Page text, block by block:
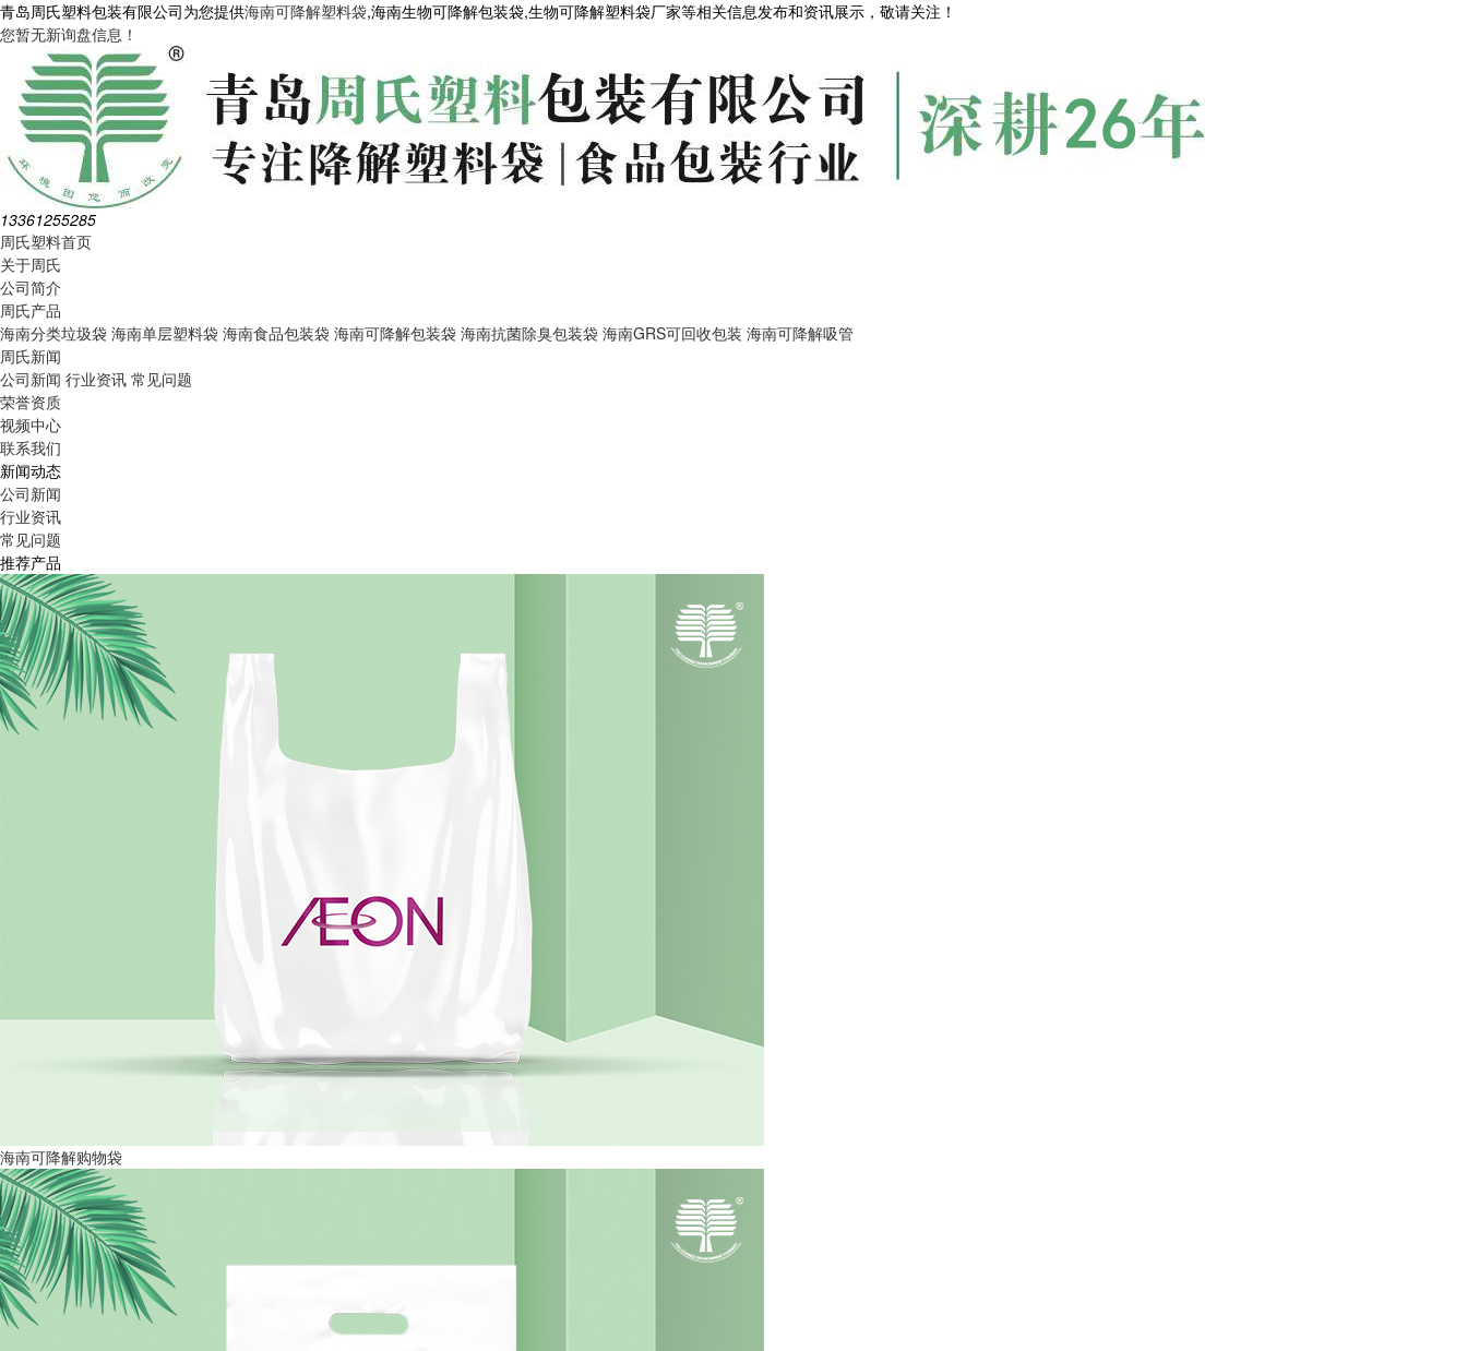
青岛周氏塑料包装有限公司为您提供海南可降解塑料袋,海南生物可降解包装袋,生物可降解塑料袋厂家等相关信息发布和资讯展示，敬请关注！
您暂无新询盘信息！
13361255285
周氏塑料首页
关于周氏
公司简介
周氏产品
海南分类垃圾袋 海南单层塑料袋 海南食品包装袋 海南可降解包装袋 海南抗菌除臭包装袋 海南GRS可回收包装 海南可降解吸管
周氏新闻
公司新闻 行业资讯 常见问题
荣誉资质
视频中心
联系我们
新闻动态
公司新闻
行业资讯
常见问题
推荐产品
海南可降解购物袋